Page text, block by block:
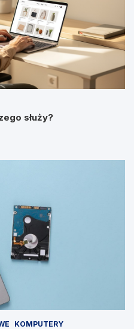
służy?
KOMPUTERY